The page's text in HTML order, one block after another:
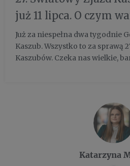
już 11 lipca. O czym
Gdynia
Już za niespełna dwa tygodnie
Kaszub. Wszystko to za sprawą
Kaszubów. Czeka nas wielkie,
tradycji i przede wszystkim
Katarzyna